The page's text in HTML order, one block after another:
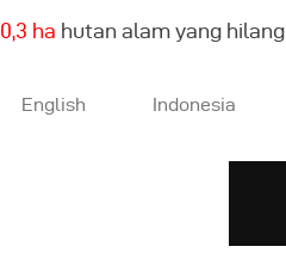
0,4 ha hutan alam yang hilang
English Indonesia